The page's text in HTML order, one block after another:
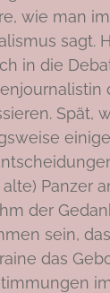
wie man im
sagt.
in die
Spät,
Panzer
der
sein,
das